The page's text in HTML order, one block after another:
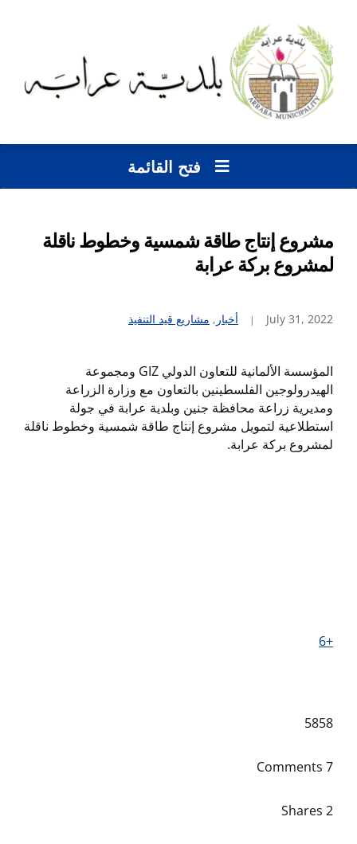
فتح القائمة
مشروع إنتاج طاقة شمسية وخطوط ناقلة
لمشروع بركة عرابة
July 31, 2022 أخبار , مشاريع قيد التنفيذ
المؤسسة الألمانية للتعاون الدولي GIZ ومجموعة
الهيدرولوجين الفلسطينين بالتعاون مع وزارة الزراعة
ومديرية زراعة محافظة جنين وبلدية عرابة في جولة
استطلاعية لتمويل مشروع إنتاج طاقة شمسية وخطوط ناقلة
لمشروع بركة عرابة.
+6
5858
7 Comments
2 Shares